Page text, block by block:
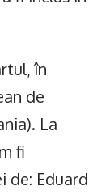
în
de
La
fi
de: Eduard